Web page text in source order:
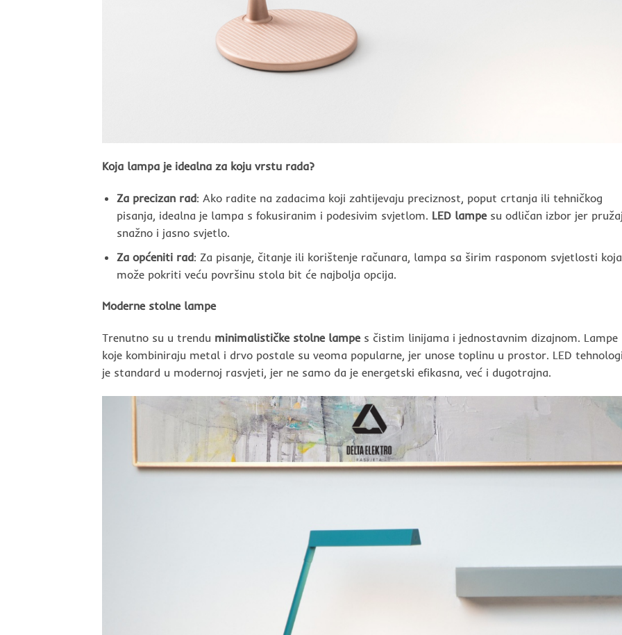
Koja lampa je idealna za koju vrstu rada?
Za precizan rad: Ako radite na zadacima koji zahtijevaju preciznost, poput crtanja ili tehničkog
pisanja, idealna je lampa s fokusiranim i podesivim svjetlom. LED lampesu odličan izbor jer
snažno i jasno svjetlo.
Za općeniti rad: Za pisanje, čitanje ili korištenje računara, lampa sa širim rasponom svjetlosti koja
može pokriti veću površinu stola bit će najbolja opcija.
Moderne stolne lampe
Trenutno su u trendu minimalističke stolne lampes čistim linijama i jednostavnim dizajnom. Lampe
koje kombiniraju metal i drvo postale su veoma popularne, jer unose toplinu u prostor. LED
je standard u modernoj rasvjeti, jer ne samo da je energetski efikasna, već i dugotrajna.